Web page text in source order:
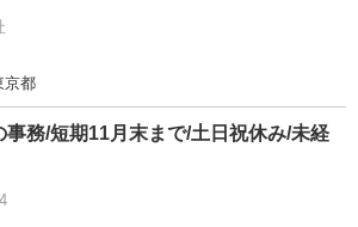
京都
務/短期11月末まで/土日祝休み/未経